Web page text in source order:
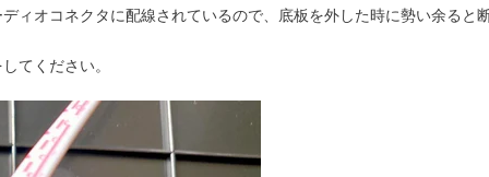
ィオコネクタに配線されているので、底板を外した時に勢い余ると
てください。